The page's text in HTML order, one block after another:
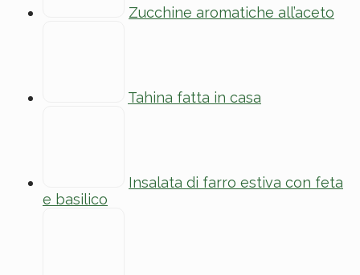
Zucchine aromatiche all’aceto
Tahina fatta in casa
Insalata di farro estiva con feta
e basilico